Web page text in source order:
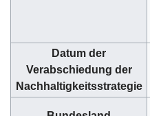
Datum der
Verabschiedung der
Nachhaltigkeitsstrategie